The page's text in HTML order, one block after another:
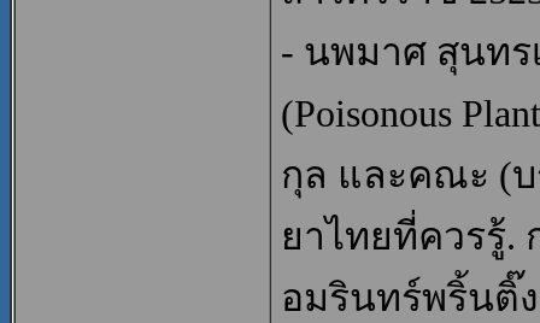
- นพมาศ สุนท
(Poisonous
กุล และคณะ (
ยาไทยที่ควรรู้.
อมรินทร์พริ้นติ๊